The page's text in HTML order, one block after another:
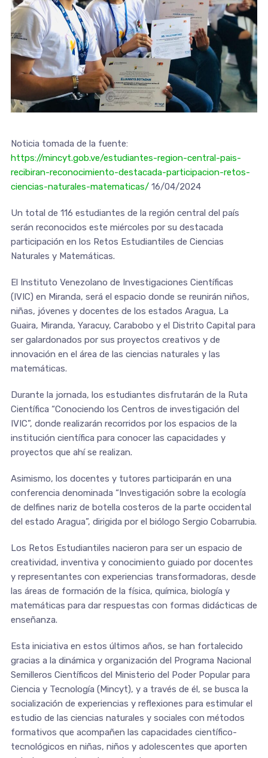
Noticia tomada de la fuente:
https://mincyt.gob.ve/estudiantes-region-central-pais-
recibiran-reconocimiento-destacada-participacion-retos-
ciencias-naturales-matematicas/16/04/2024
Un total de 116 estudiantes de la región central del país
serán reconocidos este miércoles por su destacada
participación en los Retos Estudiantiles de Ciencias
Naturales y Matemáticas.
El Instituto Venezolano de Investigaciones Científicas
(IVIC) en Miranda, será el espacio donde se reunirán niños,
niñas, jóvenes y docentes de los estados Aragua, La
Guaira, Miranda, Yaracuy, Carabobo y el Distrito Capital para
ser galardonados por sus proyectos creativos y de
innovación en el área de las ciencias naturales y las
matemáticas.
Durante la jornada, los estudiantes disfrutarán de la Ruta
Científica “Conociendo los Centros de investigación del
IVIC”, donde realizarán recorridos por los espacios de la
institución científica para conocer las capacidades y
proyectos que ahí se realizan.
Asimismo, los docentes y tutores participarán en una
conferencia denominada “Investigación sobre la ecología
de delfines nariz de botella costeros de la parte occidental
del estado Aragua”, dirigida por el biólogo Sergio Cobarrubia.
Los Retos Estudiantiles nacieron para ser un espacio de
creatividad, inventiva y conocimiento guiado por docentes
y representantes con experiencias transformadoras, desde
las áreas de formación de la física, química, biología y
matemáticas para dar respuestas con formas didácticas de
enseñanza.
Esta iniciativa en estos últimos años, se han fortalecido
gracias a la dinámica y organización del Programa Nacional
Semilleros Científicos del Ministerio del Poder Popular para
Ciencia y Tecnología (Mincyt), y a través de él, se busca la
socialización de experiencias y reflexiones para estimular el
estudio de las ciencias naturales y sociales con métodos
formativos que acompañen las capacidades científico-
tecnológicos en niñas, niños y adolescentes que aporten